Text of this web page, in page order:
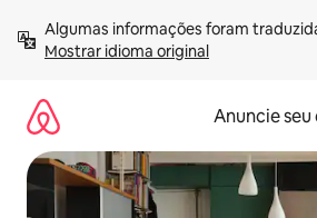
para
Mostrar idioma original
Anuncie